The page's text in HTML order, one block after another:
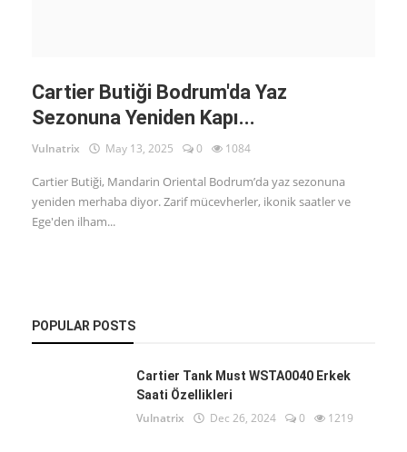
Cartier Butiği Bodrum'da Yaz
Sezonuna Yeniden Kapı...
Vulnatrix May 13, 2025 0 1084
Cartier Butiği, Mandarin Oriental Bodrum’da yaz sezonuna
yeniden merhaba diyor. Zarif mücevherler, ikonik saatler ve
Ege'den ilham...
POPULAR POSTS
Cartier Tank Must WSTA0040 Erkek
Saati Özellikleri
Vulnatrix Dec 26, 2024 0 1219